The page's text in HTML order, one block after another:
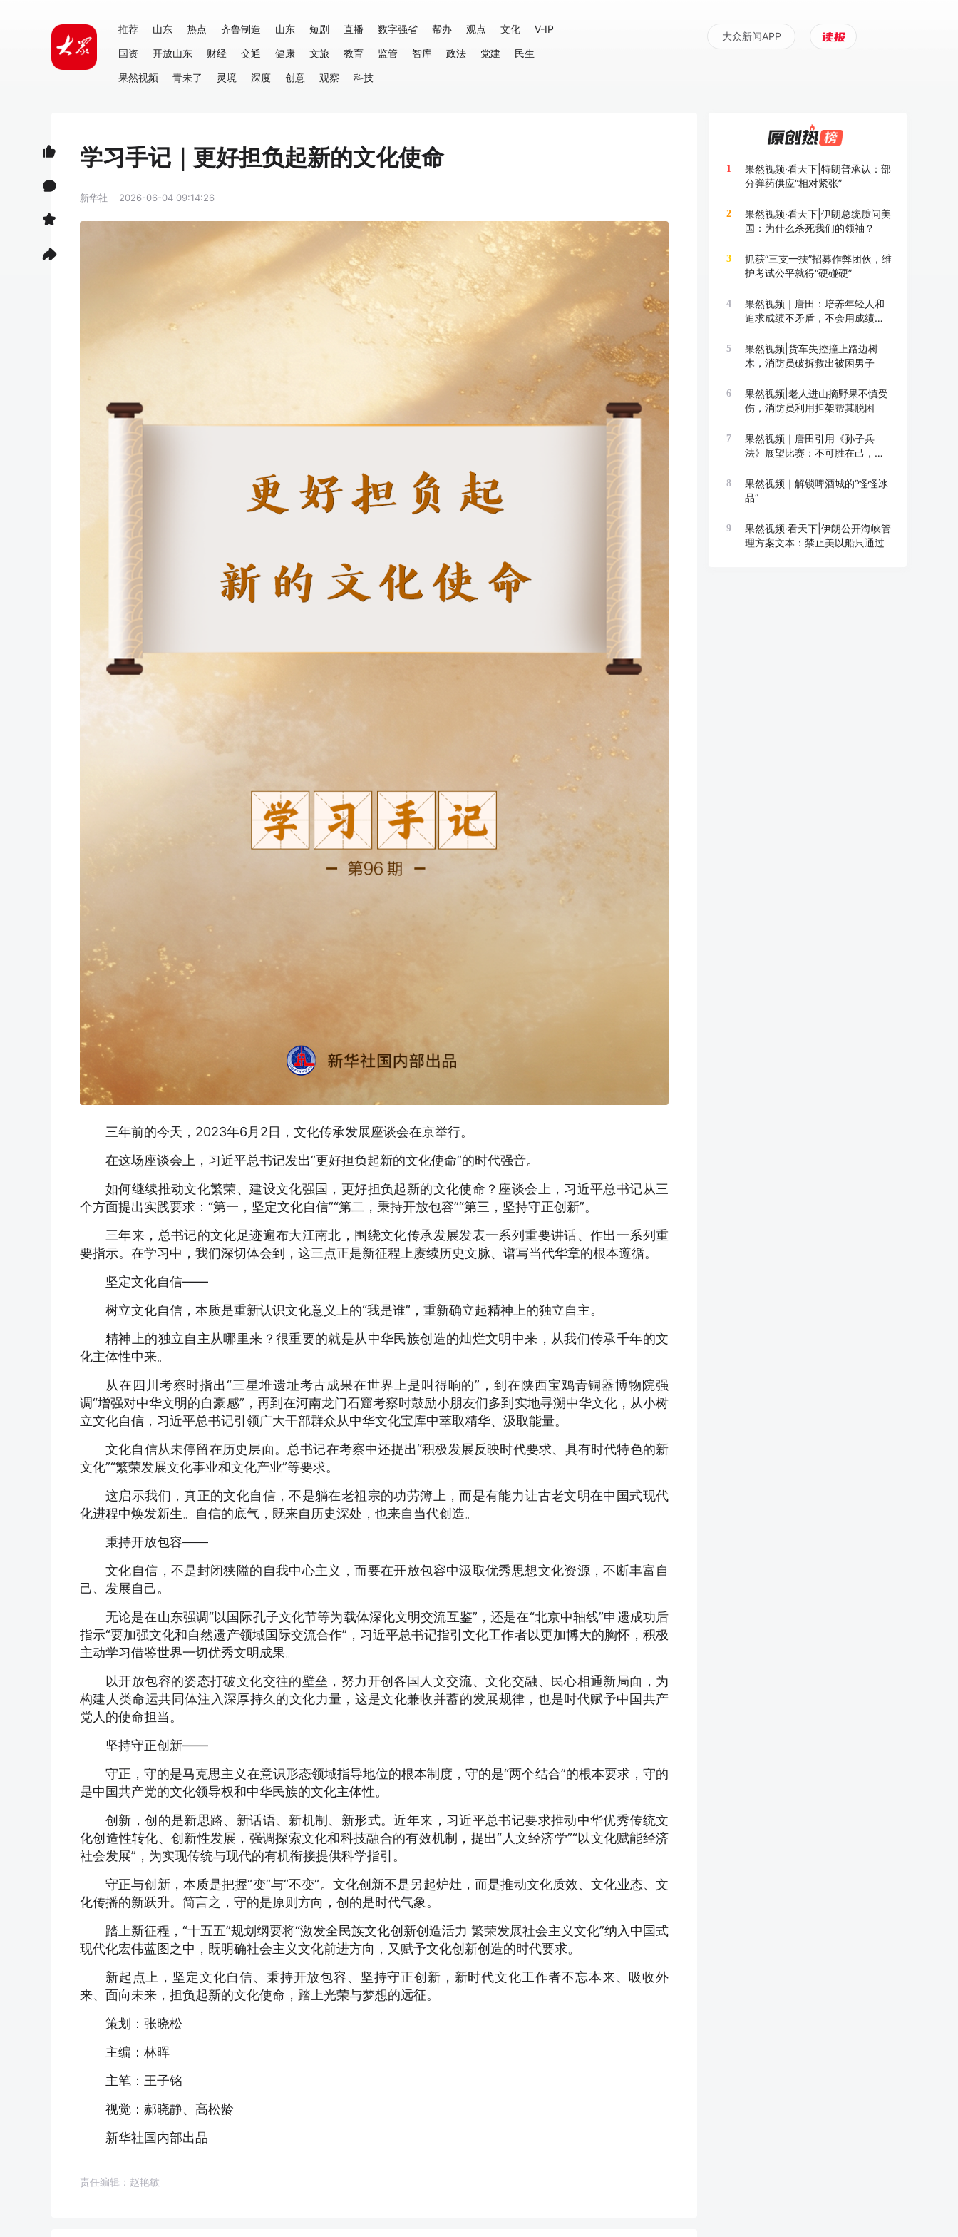
推荐 山东 热点 齐鲁制造 山东 短剧 直播 数字强省 帮办 观点 文化
V-IP
国资
开放山东 财经 交通 健康 文旅 教育 监管 智库 政法 党建
民生
果然视频
青未了 灵境 深度 创意 观察 科技
大众新闻APP
学习手记｜更好担负起新的文化使命
新华社 2026-06-04 09:14:26
三年前的今天，2023年6月2日，文化传承发展座谈会在京举行。
在这场座谈会上，习近平总书记发出“更好担负起新的文化使命”的时代强音。
如何继续推动文化繁荣、建设文化强国，更好担负起新的文化使命？座谈会上，习近平总书记从三
个方面提出实践要求：“第一，坚定文化自信”“第二，秉持开放包容”“第三，坚持守正创新”。
三年来，总书记的文化足迹遍布大江南北，围绕文化传承发展发表一系列重要讲话、作出一系列重
要指示。在学习中，我们深切体会到，这三点正是新征程上赓续历史文脉、谱写当代华章的根本遵循。
坚定文化自信——
树立文化自信，本质是重新认识文化意义上的“我是谁”，重新确立起精神上的独立自主。
精神上的独立自主从哪里来？很重要的就是从中华民族创造的灿烂文明中来，从我们传承千年的文
化主体性中来。
从在四川考察时指出“三星堆遗址考古成果在世界上是叫得响的”，到在陕西宝鸡青铜器博物院强
调“增强对中华文明的自豪感”，再到在河南龙门石窟考察时鼓励小朋友们多到实地寻溯中华文化，从小树
立文化自信，习近平总书记引领广大干部群众从中华文化宝库中萃取精华、汲取能量。
文化自信从未停留在历史层面。总书记在考察中还提出“积极发展反映时代要求、具有时代特色的新
文化”“繁荣发展文化事业和文化产业”等要求。
这启示我们，真正的文化自信，不是躺在老祖宗的功劳簿上，而是有能力让古老文明在中国式现代
化进程中焕发新生。自信的底气，既来自历史深处，也来自当代创造。
秉持开放包容——
文化自信，不是封闭狭隘的自我中心主义，而要在开放包容中汲取优秀思想文化资源，不断丰富自
己、发展自己。
无论是在山东强调“以国际孔子文化节等为载体深化文明交流互鉴”，还是在“北京中轴线”申遗成功后
指示“要加强文化和自然遗产领域国际交流合作”，习近平总书记指引文化工作者以更加博大的胸怀，积极
主动学习借鉴世界一切优秀文明成果。
以开放包容的姿态打破文化交往的壁垒，努力开创各国人文交流、文化交融、民心相通新局面，为
构建人类命运共同体注入深厚持久的文化力量，这是文化兼收并蓄的发展规律，也是时代赋予中国共产
党人的使命担当。
坚持守正创新——
守正，守的是马克思主义在意识形态领域指导地位的根本制度，守的是“两个结合”的根本要求，守的
是中国共产党的文化领导权和中华民族的文化主体性。
创新，创的是新思路、新话语、新机制、新形式。近年来，习近平总书记要求推动中华优秀传统文
化创造性转化、创新性发展，强调探索文化和科技融合的有效机制，提出“人文经济学”“以文化赋能经济
社会发展”，为实现传统与现代的有机衔接提供科学指引。
守正与创新，本质是把握“变”与“不变”。文化创新不是另起炉灶，而是推动文化质效、文化业态、文
化传播的新跃升。简言之，守的是原则方向，创的是时代气象。
踏上新征程，“十五五”规划纲要将“激发全民族文化创新创造活力 繁荣发展社会主义文化”纳入中国式
现代化宏伟蓝图之中，既明确社会主义文化前进方向，又赋予文化创新创造的时代要求。
新起点上，坚定文化自信、秉持开放包容、坚持守正创新，新时代文化工作者不忘本来、吸收外
来、面向未来，担负起新的文化使命，踏上光荣与梦想的远征。
策划：张晓松
主编：林晖
主笔：王子铭
视觉：郝晓静、高松龄
新华社国内部出品
责任编辑：赵艳敏
1
果然视频·看天下|特朗普承认：部
分弹药供应“相对紧张”
2
果然视频·看天下|伊朗总统质问美
国：为什么杀死我们的领袖？
3
抓获“三支一扶”招募作弊团伙，维
护考试公平就得“硬碰硬”
4
果然视频｜唐田：培养年轻人和
追求成绩不矛盾，不会用成绩换
5
果然视频|货车失控撞上路边树
木，消防员破拆救出被困男子
6
果然视频|老人进山摘野果不慎受
伤，消防员利用担架帮其脱困
7
果然视频｜唐田引用《孙子兵
法》展望比赛：不可胜在己，可
8
果然视频｜解锁啤酒城的“怪怪冰
品”
9
果然视频·看天下|伊朗公开海峡管
理方案文本：禁止美以船只通过